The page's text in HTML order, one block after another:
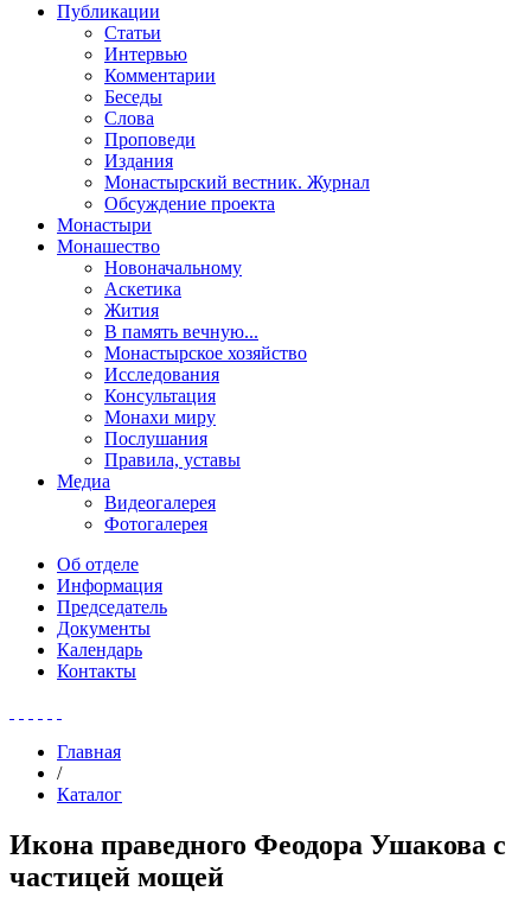
Публикации
Статьи
Интервью
Комментарии
Беседы
Слова
Проповеди
Издания
Монастырский вестник. Журнал
Обсуждение проекта
Монастыри
Монашество
Новоначальному
Аскетика
Жития
В память вечную...
Монастырское хозяйство
Исследования
Консультация
Монахи миру
Послушания
Правила, уставы
Медиа
Видеогалерея
Фотогалерея
Об отделе
Информация
Председатель
Документы
Календарь
Контакты
Главная
/
Каталог
Икона праведного Феодора Ушакова с
частицей мощей